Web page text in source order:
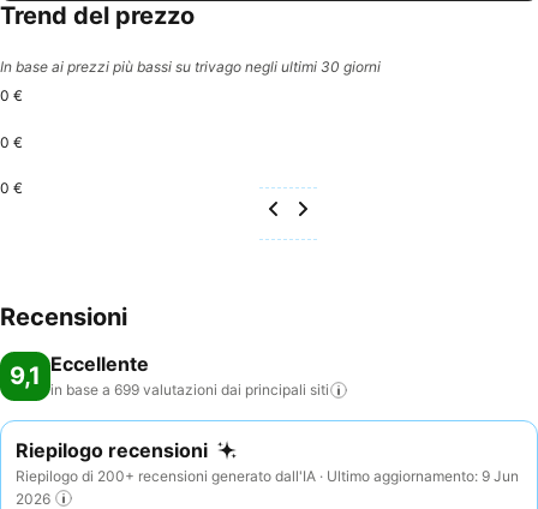
Trend del prezzo
In base ai prezzi più bassi su trivago negli ultimi 30 giorni
0 €
0 €
0 €
Recensioni
9,1 Eccellente
in base a 699 valutazioni dai principali siti
Riepilogo recensioni
Riepilogo di 200+ recensioni generato dall'IA · Ultimo aggiornamento: 9 Jun
2026